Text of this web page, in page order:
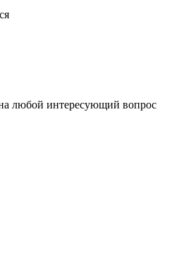
любой интересующий вопрос